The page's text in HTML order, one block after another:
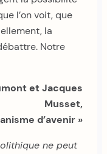
l’on voit, que
la
Notre
et Jacques
Musset,
d’avenir »
ne peut